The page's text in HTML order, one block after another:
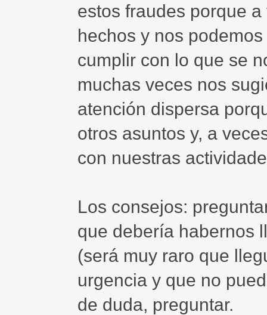
estos fraudes porque
hechos y nos
cumplir con lo que se
muchas veces nos
atención dispersa
otros asuntos y, a
con nuestras
Los consejos:
que debería habernos
(será muy raro que
urgencia y que no
de duda, preguntar.